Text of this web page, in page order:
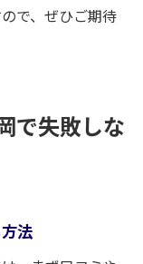
で、ぜひご期待
で失敗しな
法